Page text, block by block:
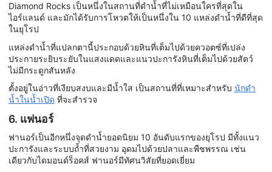
Diamond Rocks เป็นหนึ่งในสถานที่ดำน้ำที่ไม่เหมือนใครที่สุดใน
ไอร์แลนด์ และมักได้รับการโหวตให้เป็นหนึ่งใน 10 แหล่งดำน้ำที่ดีที่สุด
ในยุโรป
แหล่งดำน้ำที่แปลกตานี้ประกอบด้วยหินที่เต็มไปด้วยควอตซ์ที่เปล่ง
ประกายระยิบระยับในแสงแดดและแนวปะการังหินที่เต็มไปด้วยสัตว์
ไม่มีกระดูกสันหลัง
ตั้งอยู่ในอ่าวที่เงียบสงบและมีน้ำใส เป็นสถานที่ที่เหมาะสำหรับ นักดำ
น้ำในน้ำเปิด ที่จะสำรวจ
6. แฟนอร์
ฟานอร์เป็นอีกหนึ่งจุดดำน้ำยอดนิยม 10 อันดับแรกของยุโรป มีทั้งแนว
ปะการังและระบบถ้ำที่สวยงาม อุดมไปด้วยปลาและพืชพรรณ เช่น
เดียวกับไดมอนด์ร็อคส์ ฟานอร์มีทัศนวิสัยที่ยอดเยี่ยม